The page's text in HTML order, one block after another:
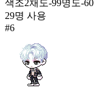
색조2채도-99명도-60
29명 사용
#6